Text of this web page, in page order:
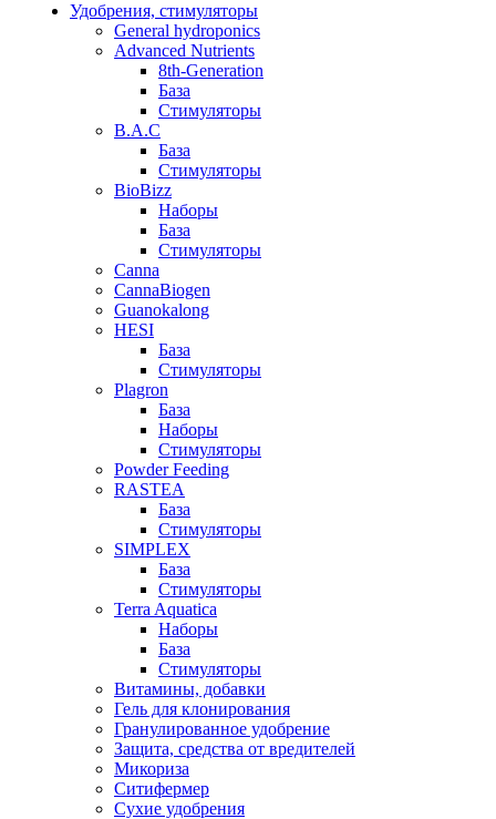
Удобрения, стимуляторы
General hydroponics
Advanced Nutrients
8th-Generation
База
Стимуляторы
B.A.C
База
Стимуляторы
BioBizz
Наборы
База
Стимуляторы
Canna
CannaBiogen
Guanokalong
HESI
База
Стимуляторы
Plagron
База
Наборы
Стимуляторы
Powder Feeding
RASTEA
База
Стимуляторы
SIMPLEX
База
Стимуляторы
Terra Aquatica
Наборы
База
Стимуляторы
Витамины, добавки
Гель для клонирования
Гранулированное удобрение
Защита, средства от вредителей
Микориза
Ситифермер
Сухие удобрения